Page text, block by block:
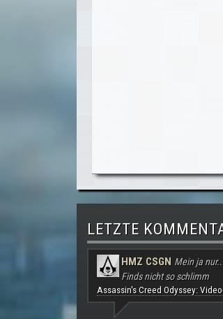
LETZTE
HMZ CSGN Mein ja nur..
Finds nicht so schlimm
Assassin's Creed Odyssey: